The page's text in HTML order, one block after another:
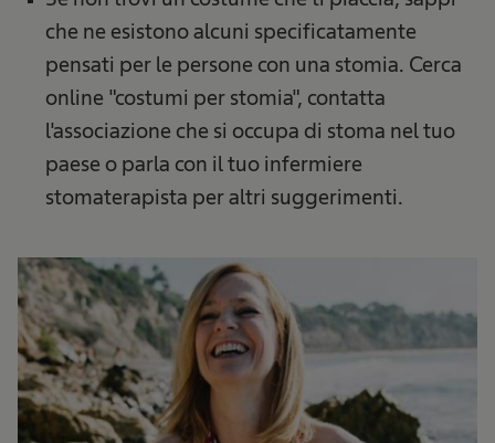
che ne esistono alcuni specificatamente
pensati per le persone con una stomia. Cerca
online "costumi per stomia", contatta
l'associazione che si occupa di stoma nel tuo
paese o parla con il tuo infermiere
stomaterapista per altri suggerimenti.